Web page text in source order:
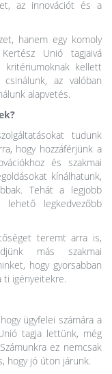
az innovációt és a
hanem egy komoly
Unió tagjaivá
kritériumoknak kellett
az valóban
alapvetés.
tudunk
hogy hozzáférjünk a
és szakmai
kínálhatunk,
Tehát a legjobb
legkedvezőbb
teremt arra is,
más szakmai
hogy gyorsabban
ti igényeitekre.
ügyfelei számára a
tagja lettünk, még
ez nemcsak
hogy jó úton járunk.